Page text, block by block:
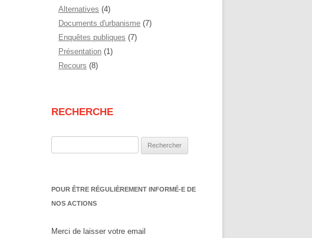
Alternatives (4)
Documents d'urbanisme (7)
Enquêtes publiques (7)
Présentation (1)
Recours (8)
RECHERCHE
POUR ÊTRE RÉGULIÈREMENT INFORMÉ-E DE
NOS ACTIONS
Merci de laisser votre email